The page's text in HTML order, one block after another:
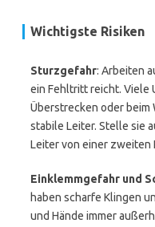
Wichtigste Risiken
Sturzgefahr: Arbeiten
ein Fehltritt reicht. Viele
Überstrecken oder beim
stabile Leiter. Stelle sie
Leiter von einer zweiten
Einklemmgefahr und
haben scharfe Klingen
und Hände immer